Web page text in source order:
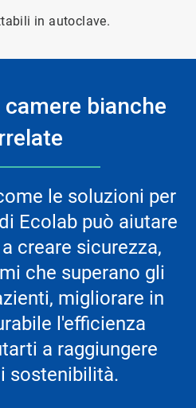
in autoclave.
bianche
le soluzioni per
Ecolab può aiutare
creare sicurezza,
che superano gli
migliorare in
l'efficienza
a raggiungere
sostenibilità.